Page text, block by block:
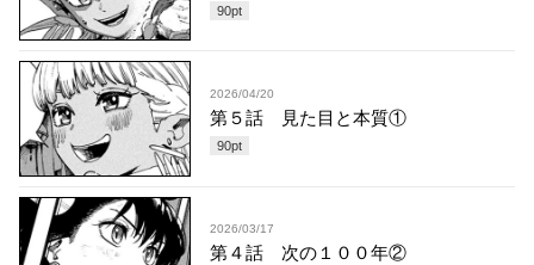
90pt
2026/04/20
第５話 見た目と本質①
90pt
2026/03/17
第４話 次の１００年②